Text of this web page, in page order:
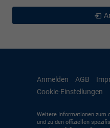
Anmelden AGB
Cookie-Einstellungen
Weitere Informationen zum
und zu den offiziellen